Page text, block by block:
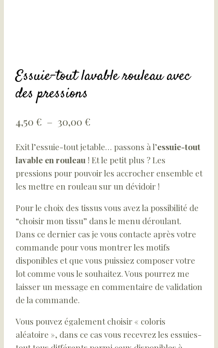
Essuie-tout lavable rouleau avec
des pressions
4,50 € – 30,00 €
prix :
4,50 €
à
30,00 €
Exit l’essuie-tout jetable… passons à l’essuie-tout
lavable en rouleau ! Et le petit plus ? Les
pressions pour pouvoir les accrocher ensemble et
les mettre en rouleau sur un dévidoir !
Pour le choix des tissus vous avez la possibilité de
“choisir mon tissu” dans le menu déroulant.
Dans ce dernier cas je vous contacte après votre
commande pour vous montrer les motifs
disponibles et que vous puissiez composer votre
lot comme vous le souhaitez. Vous pourrez me
laisser un message en commentaire de validation
de la commande.
Vous pouvez également choisir « coloris
aléatoire », dans ce cas vous recevrez les essuies-